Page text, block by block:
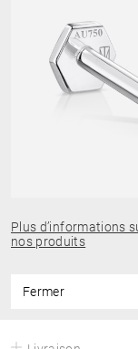
Plus d’informations
nos produits
Fermer